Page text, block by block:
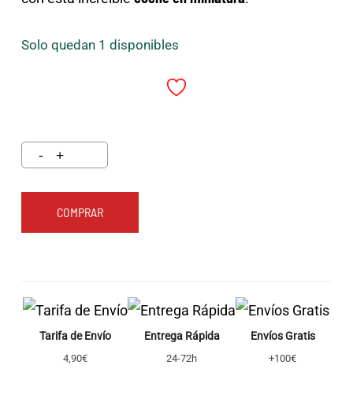
Solo quedan 1 disponibles
COMPRAR
Tarifa de Envío
4,90€
Entrega Rápida
24-72h
Envíos Gratis
+100€